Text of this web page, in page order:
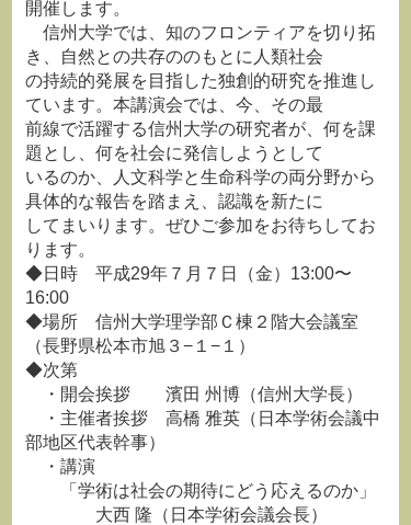
開催します。
信州大学では、知のフロンティアを切り拓
き、自然との共存ののもとに人類社会
の持続的発展を目指した独創的研究を推進し
ています。本講演会では、今、その最
前線で活躍する信州大学の研究者が、何を課
題とし、何を社会に発信しようとして
いるのか、人文科学と生命科学の両分野から
具体的な報告を踏まえ、認識を新たに
してまいります。ぜひご参加をお待ちしてお
ります。
◆日時 平成29年７月７日（金）13:00〜
16:00
◆場所 信州大学理学部Ｃ棟２階大会議室
（長野県松本市旭３−１−１）
◆次第
・開会挨拶 濱田 州博（信州大学長）
・主催者挨拶 高橋 雅英（日本学術会議中
部地区代表幹事）
・講演
「学術は社会の期待にどう応えるのか」
大西 隆（日本学術会議会長）